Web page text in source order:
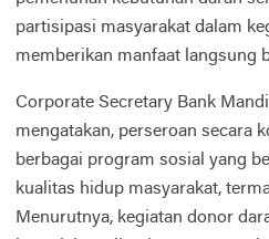
partisipasi masyarakat dalam
memberikan manfaat langsung
Corporate Secretary Bank
mengatakan, perseroan secara
berbagai program sosial yang
kualitas hidup masyarakat,
Menurutnya, kegiatan donor